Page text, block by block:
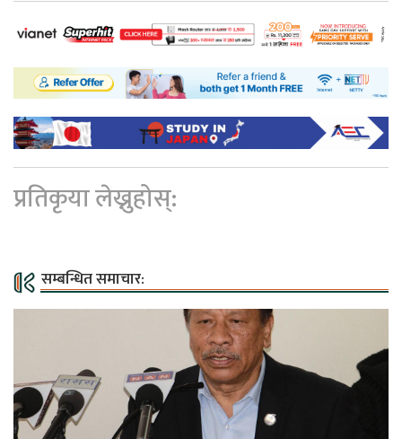
प्रतिकृया लेख्नुहोस्:
सम्बन्धित समाचार: